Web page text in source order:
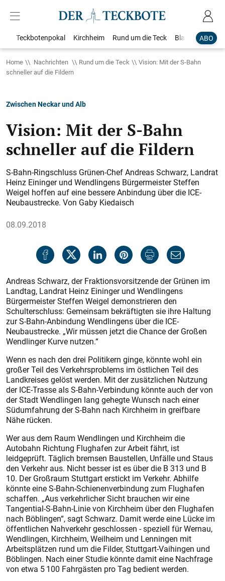
ABO
Teckbotenpokal Kirchheim Rund um die Teck Blaulicht
Home Nachrichten Rund um die Teck
Vision: Mit der S-Bahn
schneller auf die Fildern
Zwischen Neckar und Alb
Vision: Mit der S-Bahn
schneller auf die Fildern
S-Bahn-Ringschluss Grünen-Chef Andreas Schwarz, Landrat
Heinz Eininger und Wendlingens Bürgermeister Steffen
Weigel hoffen auf eine bessere Anbindung über die ICE-
Neubaustrecke. Von Gaby Kiedaisch
08.09.2018
Andreas Schwarz, der Fraktionsvorsitzende der Grünen im
Landtag, Landrat Heinz Eininger und Wendlingens
Bürgermeister Steffen Weigel demonstrieren den
Schulterschluss: Gemeinsam bekräftigten sie ihre Haltung
zur S-Bahn-Anbindung Wendlingens über die ICE-
Neubaustrecke. „Wir müssen jetzt die Chance der Großen
Wendlinger Kurve nutzen.“
Wenn es nach den drei Politikern ginge, könnte wohl ein
großer Teil des Verkehrsproblems im östlichen Teil des
Landkreises gelöst werden. Mit der zusätzlichen Nutzung
der ICE-Trasse als S-Bahn-Verbindung könnte auch der von
der Stadt Wendlingen lang gehegte Wunsch nach einer
Südumfahrung der S-Bahn nach Kirchheim in greifbare
Nähe rücken.
Wer aus dem Raum Wendlingen und Kirchheim die
Autobahn Richtung Flughafen zur Arbeit fährt, ist
leidgeprüft. Täglich bremsen Baustellen, Unfälle und Staus
den Verkehr aus. Nicht besser ist es über die B 313 und B
10. Der Großraum Stuttgart erstickt im Verkehr. Abhilfe
könnte eine S-Bahn-Schienenverbindung zum Flughafen
schaffen. „Aus verkehrlicher Sicht brauchen wir eine
Tangential-S-Bahn-Linie von Kirchheim über den Flughafen
nach Böblingen“, sagt Schwarz. Damit werde eine Lücke im
öffentlichen Nahverkehr geschlossen - speziell für Wernau,
Wendlingen, Kirchheim, Weilheim und Lenningen mit
Arbeitsplätzen rund um die Filder, Stuttgart-Vaihingen und
Böblingen. Nach einer Studie könnte damit eine Nachfrage
von etwa 5 100 Fahrgästen pro Tag bedient werden.